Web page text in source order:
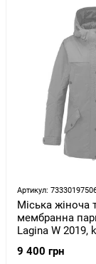
Артикул:
Міська жіноча
мембранна
Lagina W 2019,
9 400 грн